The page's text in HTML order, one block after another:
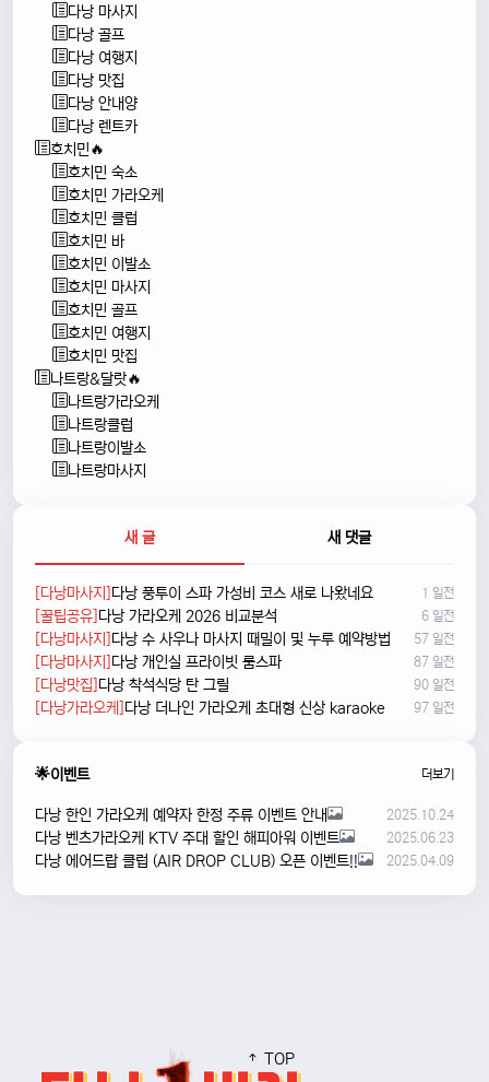
다낭 마사지
다낭 골프
다낭 여행지
다낭 맛집
다낭 안내양
다낭 렌트카
호치민🔥
호치민 숙소
호치민 가라오케
호치민 클럽
호치민 바
호치민 이발소
호치민 마사지
호치민 골프
호치민 여행지
호치민 맛집
나트랑&달랏🔥
나트랑가라오케
나트랑클럽
나트랑이발소
나트랑마사지
새 글 새 댓글
[다낭마사지]다낭 풍투이 스파 가성비 코스 새로 나왔네요 1 일전
[꿀팁공유]다낭 가라오케 2026 비교분석 6 일전
[다낭마사지]다낭 수 사우나 마사지 때밀이 및 누루 예약방법 57 일전
[다낭마사지]다낭 개인실 프라이빗 룸스파 87 일전
[다낭맛집]다낭 착석식당 탄 그릴 90 일전
[다낭가라오케]다낭 더나인 가라오케 초대형 신상 karaoke 97 일전
🌟이벤트 더보기
다낭 한인 가라오케 예약자 한정 주류 이벤트 안내 2025.10.24
다낭 벤츠가라오케 KTV 주대 할인 해피아워 이벤트 2025.06.23
다낭 에어드랍 클럽 (AIR DROP CLUB) 오픈 이벤트!! 2025.04.09
TOP